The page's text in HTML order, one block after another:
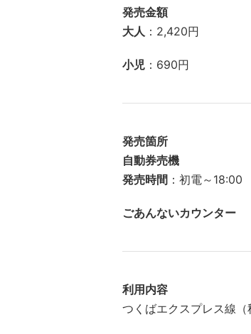
発売金額
大人 ：2,420円
小児 ：690円
発売箇所
自動券売機
発売時間 ：初電～18:00
ごあんないカウンター
利用内容
つくばエクスプレス線（